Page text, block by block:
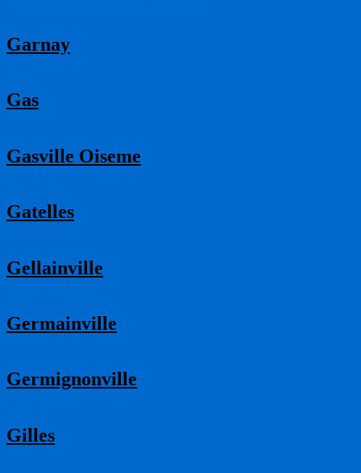
Garnay
Gas
Gasville Oiseme
Gatelles
Gellainville
Germainville
Germignonville
Gilles